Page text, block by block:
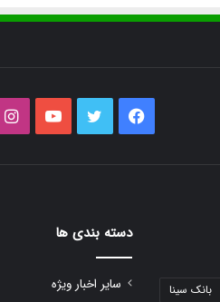
فیس توییتر یوتیوب
بانک سینا
دسته بندی ها
سایر اخبار ویژه